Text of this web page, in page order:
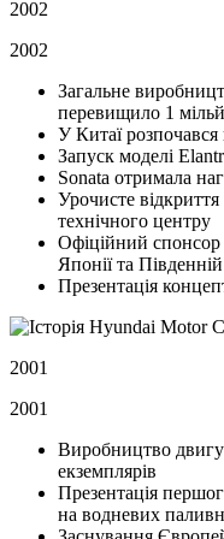
2002
2002
Загальне
перевищило 1
У Китаї розпочався
Запуск моделі
Sonata отримала
Урочисте
технічного центру
Офіційний спонсор
Японії та
Презентація
2001
2001
Виробництво
екземплярів
Презентація
на водневих